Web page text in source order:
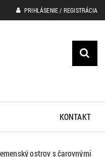
PRIHLÁSENIE / REGISTRÁCIA
KONTAKT
ostrov s čarovnými